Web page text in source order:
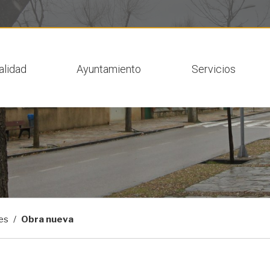
Ayuntamiento Servicios
Obra nueva